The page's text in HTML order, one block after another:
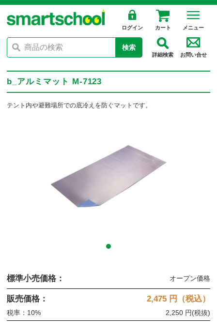
ログイン カート メニュー
検索
詳細検索 お問い合せ
b_アルミマット M-7123
テント内や避難場所での底冷えを防ぐマットです。
標準小売価格： オープン価格
販売価格： 2,475 円（税込）
税率：10% 2,250 円(税抜)